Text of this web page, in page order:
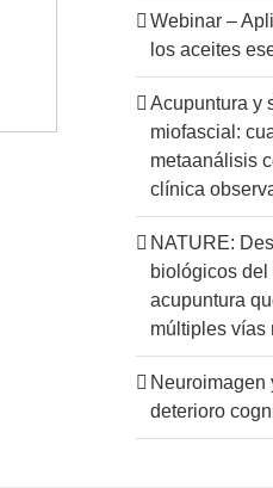
Webinar –
los aceites
Acupuntura y
miofascial:
metaanálisis
clínica
NATURE:
biológicos del
acupuntura
múltiples vías
Neuroimagen
deterioro